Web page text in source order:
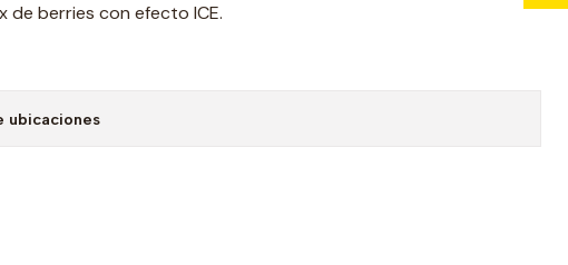
de berries con efecto ICE.
ubicaciones